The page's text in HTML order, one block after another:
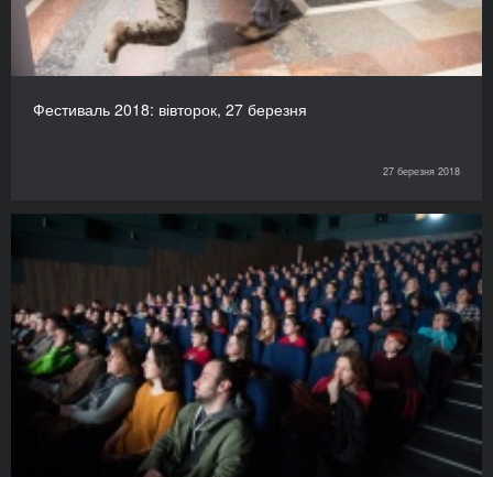
Фестиваль 2018: вівторок, 27 березня
27 березня 2018